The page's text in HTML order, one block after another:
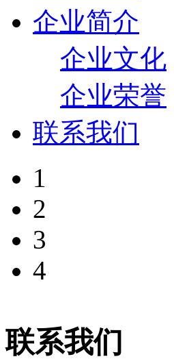
企业简介
企业文化
企业荣誉
联系我们
1
2
3
4
联系我们